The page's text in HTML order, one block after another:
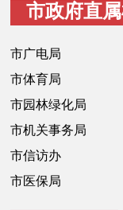
走进北京
北京概况
绿色北京
ENGLISH
市政府直
市广电局
市体育局
市园林绿化局
市机关事务局
市信访办
市医保局